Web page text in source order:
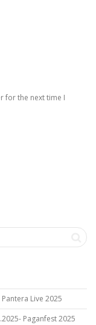
for the next time I
Live 2025
Paganfest 2025